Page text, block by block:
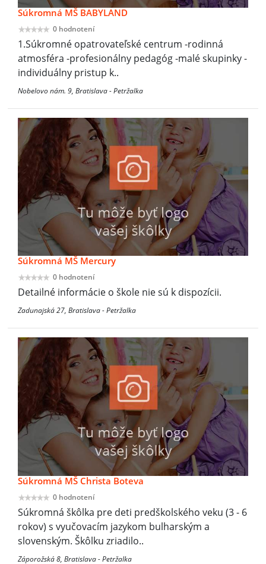
Súkromná MŠ BABYLAND
0 hodnotení
1.Súkromné opatrovateľské centrum -rodinná
atmosféra -profesionálny pedagóg -malé skupinky -
individuálny pristup k..
Nobelovo nám. 9, Bratislava - Petržalka
Súkromná MŠ Mercury
0 hodnotení
Detailné informácie o škole nie sú k dispozícii.
Zadunajská 27, Bratislava - Petržalka
Súkromná MŠ Christa Boteva
0 hodnotení
Súkromná škôlka pre deti predškolského veku (3 - 6
rokov) s vyučovacím jazykom bulharským a
slovenským. Škôlku zriadilo..
Záporožská 8, Bratislava - Petržalka